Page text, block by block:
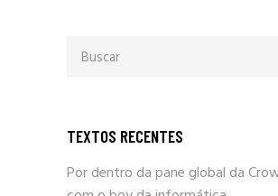
por:
TEXTOS RECENTES
Por dentro da pane global da